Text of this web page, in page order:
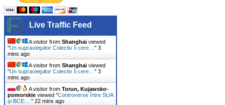
Live Traffic Feed
A visitor from Shanghai viewed
"Un supravieţuitor Colectiv îi cere…" 3
mins ago
A visitor from Shanghai viewed
"Un supravieţuitor Colectiv îi cere…" 3
mins ago
A visitor from Torun, Kujawsko-
pomorskie viewed "Controverse între SUA
și BCE:…" 22 mins ago